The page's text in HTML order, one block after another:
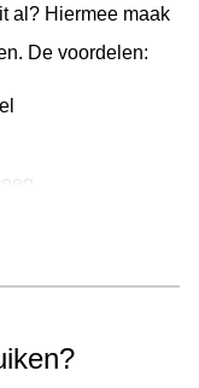
al? Hiermee maak
De voordelen:
we ons